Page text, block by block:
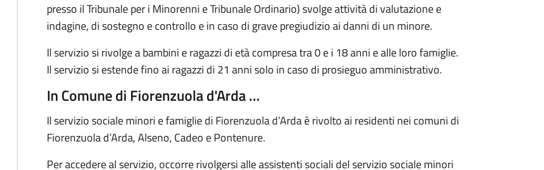
presso il Tribunale per i Minorenni e Tribunale Ordinario) svolge attività di valutazione e
indagine, di sostegno e controllo e in caso di grave pregiudizio ai danni di un minore.
Il servizio si rivolge a bambini e ragazzi di età compresa tra 0 e i 18 anni e alle loro famiglie.
Il servizio si estende fino ai ragazzi di 21 anni solo in caso di prosieguo amministrativo.
In Comune di Fiorenzuola d'Arda …
Il servizio sociale minori e famiglie di Fiorenzuola d’Arda è rivolto ai residenti nei comuni di
Fiorenzuola d’Arda, Alseno, Cadeo e Pontenure.
Per accedere al servizio, occorre rivolgersi alle assistenti sociali del servizio sociale minori